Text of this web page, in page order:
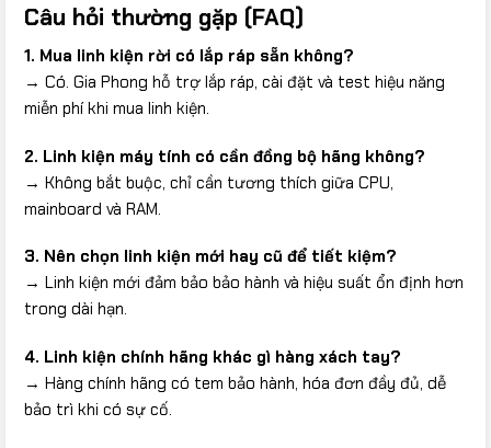
Câu hỏi thường gặp (FAQ)
1. Mua linh kiện rời có lắp ráp sẵn không?
→ Có. Gia Phong hỗ trợ lắp ráp, cài đặt và test hiệu năng
miễn phí khi mua linh kiện.
2. Linh kiện máy tính có cần đồng bộ hãng không?
→ Không bắt buộc, chỉ cần tương thích giữa CPU,
mainboard và RAM.
3. Nên chọn linh kiện mới hay cũ để tiết kiệm?
→ Linh kiện mới đảm bảo bảo hành và hiệu suất ổn định hơn
trong dài hạn.
4. Linh kiện chính hãng khác gì hàng xách tay?
→ Hàng chính hãng có tem bảo hành, hóa đơn đầy đủ, dễ
bảo trì khi có sự cố.